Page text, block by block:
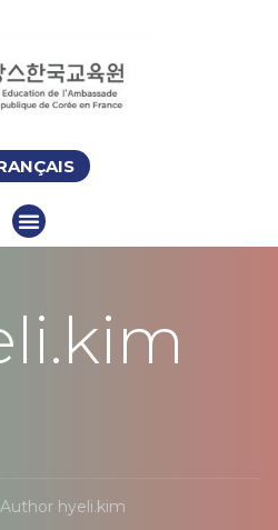
Author hyeli.kim